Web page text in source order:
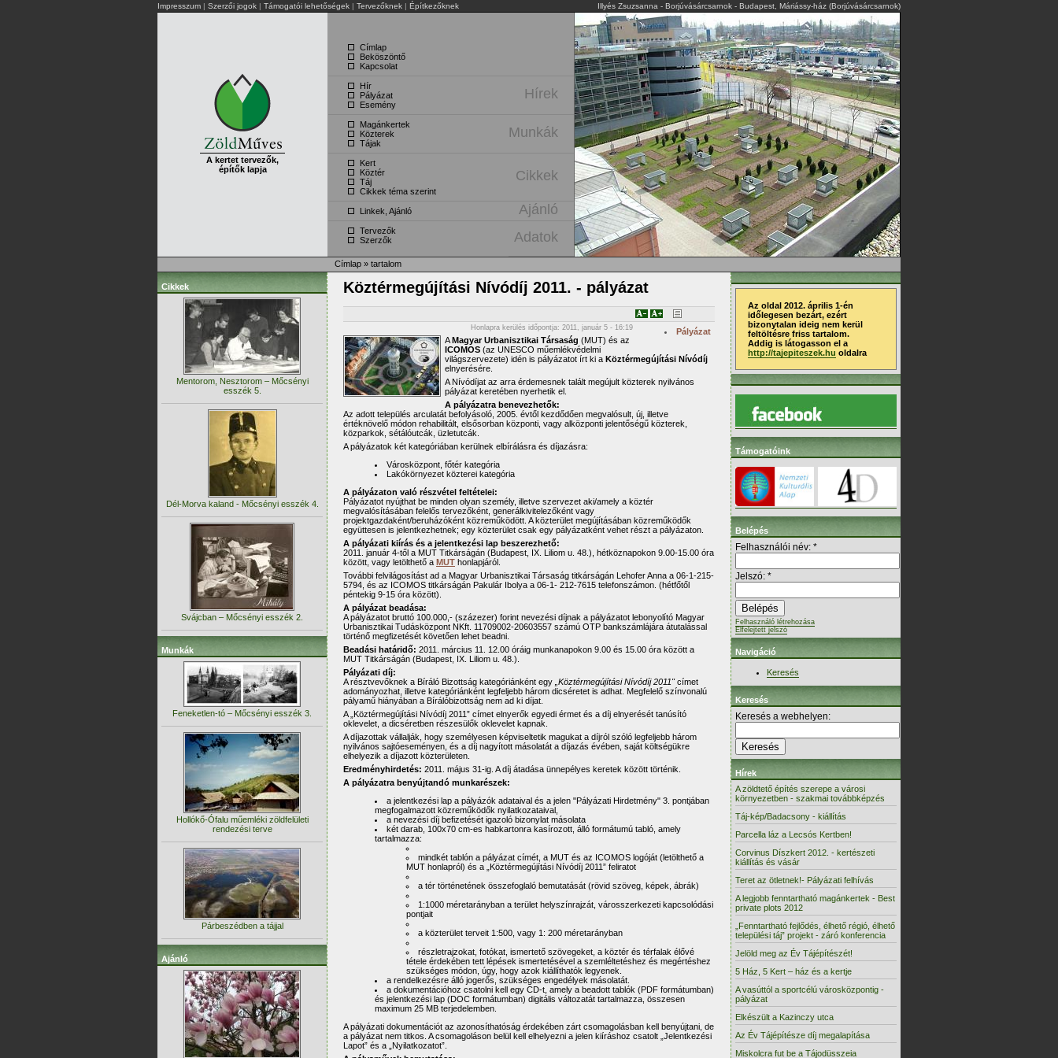
Impresszum | Szerzői jogok | Támogatói lehetőségek | Tervezőknek | Építkezőknek Illyés Zsuzsanna - Borjúvásárcsarnok - Budapest, Máriássy-ház (Borjúvásárcsarnok)
A kertet tervezők,
építők lapja
Címlap
Beköszöntő
Kapcsolat
Hír
Pályázat
Esemény
Hírek
Magánkertek
Közterek
Tájak
Munkák
Kert
Köztér
Táj
Cikkek téma szerint
Cikkek
Linkek, Ajánló Ajánló
Tervezők
Szerzők
Adatok
Címlap » tartalom
Cikkek
Mentorom, Nesztorom – Mőcsényi
esszék 5.
Dél-Morva kaland - Mőcsényi esszék 4.
Svájcban – Mőcsényi esszék 2.
Munkák
Feneketlen-tó – Mőcsényi esszék 3.
Hollókő-Ófalu műemléki zöldfelületi
rendezési terve
Párbeszédben a tájjal
Ajánló
Köztérmegújítási Nívódíj 2011. - pályázat
Pályázat
Honlapra kerülés időpontja: 2011, január 5 - 16:19
AMagyar Urbanisztikai Társaság (MUT) és az
ICOMOS (az UNESCO műemlékvédelmi
világszervezete) idén is pályázatot írt ki a Köztérmegújítási Nívódíj
elnyerésére.
A Nívódíjat az arra érdemesnek talált megújult közterek nyilvános
pályázat ke­re­té­ben nyerhetik el.
A pályázatra benevezhetők:
Az adott település arculatát befolyásoló, 2005. évtől kezdődően megvalósult, új, illetve
értéknövelő módon rehabilitált, elsősorban központi, vagy alközponti jelentőségű közterek,
közparkok, sétálóutcák, üzletutcák.
A pályázatok két kategóriában kerülnek elbírálásra és díjazásra:
Városközpont, főtér kategória
Lakókörnyezet közterei kategória
A pályázaton való részvétel feltételei:
Pályázatot nyújthat be minden olyan személy, illetve szervezet aki/amely a köztér
megvalósításában felelős tervezőként, generálkivitelezőként vagy
projektgazdaként/beruházóként közreműködött. A közterület megújításában közreműködők
együttesen is jelentkezhetnek; egy közterület csak egy pályázatként vehet részt a pályázaton.
A pályázati kiírás és a jelentkezési lap beszerezhető:
2011. január 4-től a MUT Titkárságán (Budapest, IX. Liliom u. 48.), hétköznapokon 9.00-15.00 óra
között, vagy letölthető a MUT honlapjáról.
További felvilágosítást ad a Magyar Urbanisztikai Társaság titkárságán Lehofer Anna a 06-1-215-
5794, és az ICOMOS titkárságán Pakulár Ibolya a 06-1- 212-7615 telefonszámon. (hétfőtől
péntekig 9-15 óra között).
A pályázat beadása:
A pályázatot bruttó 100.000,- (százezer) forint nevezési díjnak a pályázatot lebonyolító Magyar
Urbanisztikai Tudásközpont NKft. 11709002-20603557 számú OTP bankszámlájára átutalással
történő megfizetését követően lehet beadni.
Beadási határidő: 2011. március 11. 12.00 óráig munkanapokon 9.00 és 15.00 óra között a
MUT Titkárságán (Budapest, IX. Liliom u. 48.).
Pályázati díj:
A résztvevőknek a Bíráló Bizottság kategóriánként egy „Köztérmegújítási Nívódíj 2011"címet
adományozhat, illetve kategóriánként legfeljebb három dicséretet is adhat. Megfelelő színvonalú
pályamű hiányában a Bírálóbizottság nem ad ki díjat.
A „Köztérmegújítási Nívódíj 2011” címet elnyerők egyedi érmet és a díj elnyerését tanúsító
oklevelet, a dicséretben részesülők oklevelet kapnak.
A díjazottak vállalják, hogy személyesen képviseltetik magukat a díjról szóló legfeljebb három
nyilvános sajtóeseményen, és a díj nagyított másolatát a díjazás évében, saját költségükre
elhelyezik a díjazott közterületen.
Eredményhirdetés: 2011. május 31-ig. A díj átadása ünnepélyes keretek között történik.
A pályázatra benyújtandó munkarészek:
a jelentkezési lap a pályázók adataival és a jelen "Pályázati Hirdetmény" 3. pontjában
megfogalmazott közreműködők nyilatkozataival,
a nevezési díj befizetését igazoló bizonylat másolata
két darab, 100x70 cm-es habkartonra kasírozott, álló formátumú tabló, amely
tartalmazza:
mindkét tablón a pályázat címét, a MUT és az ICOMOS logóját (letölthető a
MUT honlapról) és a „Köztérmegújítási Nívódíj 2011” feliratot
a tér történetének összefoglaló bemutatását (rövid szöveg, képek, ábrák)
1:1000 méretarányban a terület helyszínrajzát, városszerkezeti kapcsolódási
pontjait
a közterület terveit 1:500, vagy 1: 200 méretarányban
részletrajzokat, fotókat, ismertető szövegeket, a köztér és térfalak élővé
tétele érdekében tett lépések ismertetésével a szemléltetéshez és megértéshez
szükséges módon, úgy, hogy azok kiállíthatók legyenek.
a rendelkezésre álló jogerős, szükséges engedélyek másolatát.
a dokumentációhoz csatolni kell egy CD-t, amely a beadott tablók (PDF formátumban)
és jelentkezési lap (DOC formátumban) digitális változatát tartalmazza, összesen
maximum 25 MB terjedelemben.
A pályázati dokumentációt az azonosíthatóság érdekében zárt csomagolásban kell benyújtani, de
a pályázat nem titkos. A csomagoláson belül kell elhelyezni a jelen kiíráshoz csatolt „Jelentkezési
Lapot” és a „Nyilatkozatot”.
Az oldal 2012. április 1-én
időlegesen bezárt, ezért
bizonytalan ideig nem kerül
feltöltésre friss tartalom.
Addig is látogasson el a
http://tajepiteszek.hu oldalra
Támogatóink
Belépés
Felhasználói név: *
Jelszó: *
Felhasználó létrehozása
Elfelejtett jelszó
Navigáció
Keresés
Keresés
Keresés a webhelyen:
Hírek
A zöldtető építés szerepe a városi
környezetben - szakmai továbbképzés
Táj-kép/Badacsony - kiállítás
Parcella láz a Lecsós Kertben!
Corvinus Díszkert 2012. - kertészeti
kiállítás és vásár
Teret az ötletnek!- Pályázati felhívás
A legjobb fenntartható magánkertek - Best
private plots 2012
„Fenntartható fejlődés, élhető régió, élhető
települési táj” projekt - záró konferencia
Jelöld meg az Év Tájépítészét!
5 Ház, 5 Kert – ház és a kertje
A vasúttól a sportcélú városközpontig -
pályázat
Elkészült a Kazinczy utca
Az Év Tájépítésze díj megalapítása
Miskolcra fut be a Tájodüsszeia